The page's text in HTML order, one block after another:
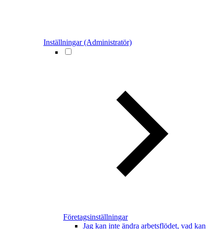
Inställningar (Administratör)
Företagsinställningar
Jag kan inte ändra arbetsflödet, vad kan